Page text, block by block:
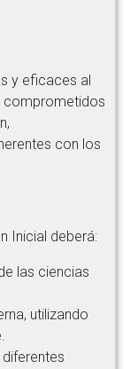
y eficaces al
comprometidos
con los
Inicial deberá:
las ciencias
utilizando